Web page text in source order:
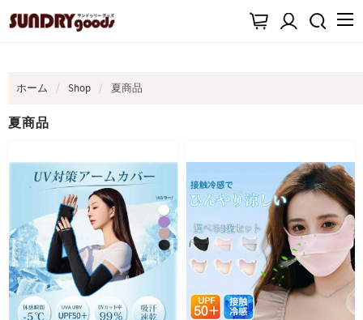
ホーム Shop 夏商品
夏商品